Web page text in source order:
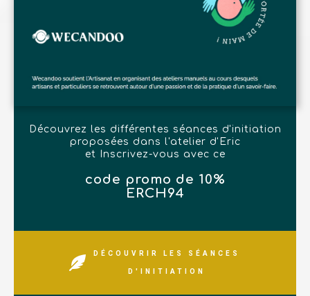
Découvrez les différentes séances d'initiation
proposées dans l'atelier d'Eric
et Inscrivez-vous avec ce
code promo de 10%
ERCH94
DÉCOUVRIR LES SÉANCES
D'INITIATION